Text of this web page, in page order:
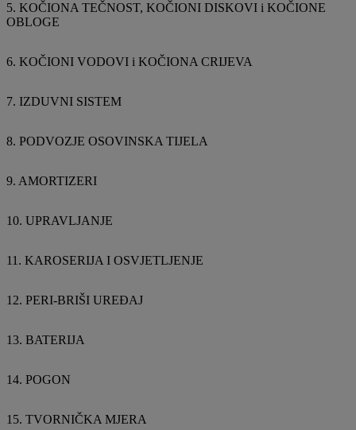
5. KOČIONA TEČNOST, KOČIONI DISKOVI i KOČIONE
OBLOGE
6. KOČIONI VODOVI i KOČIONA CRIJEVA
7. IZDUVNI SISTEM
8. PODVOZJE OSOVINSKA TIJELA
9. AMORTIZERI
10. UPRAVLJANJE
11. KAROSERIJA I OSVJETLJENJE
12. PERI-BRIŠI UREĐAJ
13. BATERIJA
14. POGON
15. TVORNIČKA MJERA